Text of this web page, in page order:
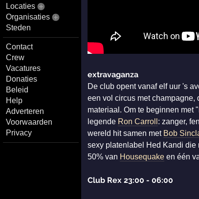
Locaties
Organisaties
Steden
Contact
Crew
Vacatures
Donaties
Beleid
Help
Adverteren
Voorwaarden
Privacy
extravaganza
De club opent vanaf elf uur 's
een vol circus met champagne,
materiaal. Om te beginnen met
legende Ron Carroll : zanger,
wereld hit samen met Bob
sexy platenlabel Hed Kandi die
50% van Housequakeen één
Club Rex 23:00 - 06:00